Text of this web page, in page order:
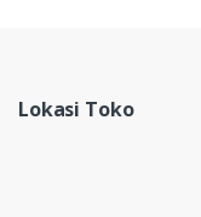
Lokasi Toko